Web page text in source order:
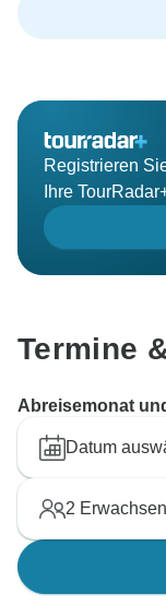
Registrieren
Ihre
Termine
Abreisemonat
Datum
2